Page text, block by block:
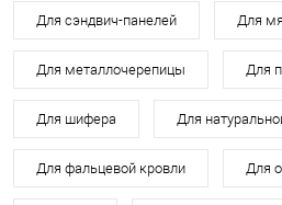
Для сэндвич-панелей Для
Для металлочерепицы Для
Для шифера Для
Для фальцевой кровли Для